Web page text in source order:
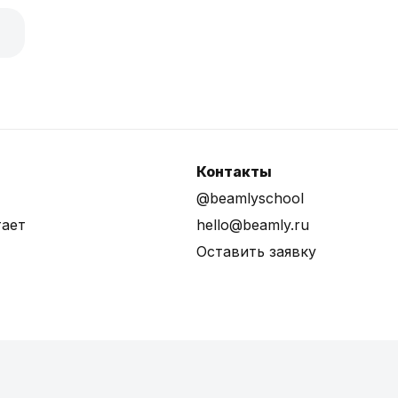
Контакты
@beamlyschool
hello@beamly.ru
Оставить заявку